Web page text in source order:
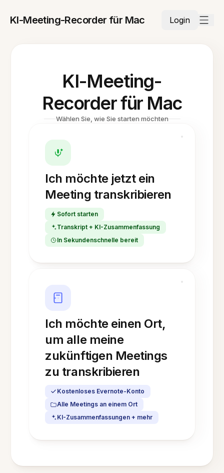
KI-Meeting-Recorder für Mac Login
KI-Meeting-
Recorder für Mac
Wählen Sie, wie Sie starten möchten
Ich möchte jetzt ein
Meeting transkribieren
Sofort starten
Transkript + KI-Zusammenfassung
In Sekundenschnelle bereit
Ich möchte einen Ort,
um alle meine
zukünftigen Meetings
zu transkribieren
Kostenloses Evernote-Konto
Alle Meetings an einem Ort
KI-Zusammenfassungen + mehr